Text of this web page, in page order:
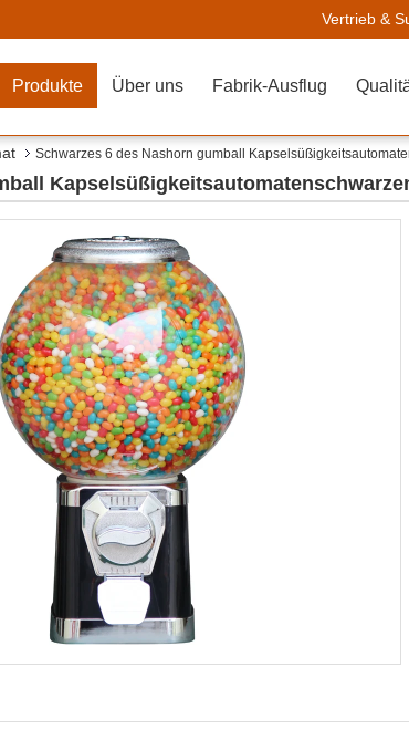
Vertrieb &
Produkte Über uns Fabrik-Ausflug
Schwarzes 6 des Nashorn gumball